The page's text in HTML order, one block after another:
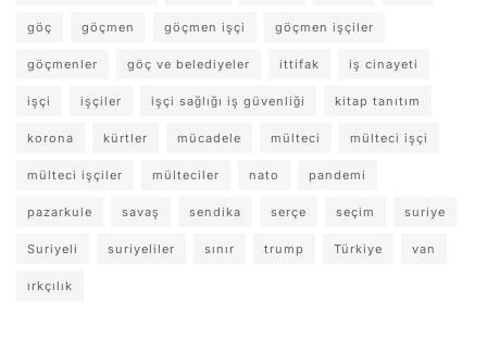
göç göçmen göçmen işçi göçmen işçiler
göçmenler göç ve belediyeler ittifak iş cinayeti
işçi işçiler işçi sağlığı iş güvenliği kitap tanıtım
korona kürtler mücadele mülteci mülteci işçi
mülteci işçiler mülteciler nato pandemi
pazarkule savaş sendika serçe seçim suriye
Suriyeli suriyeliler sınır trump Türkiye van
ırkçılık